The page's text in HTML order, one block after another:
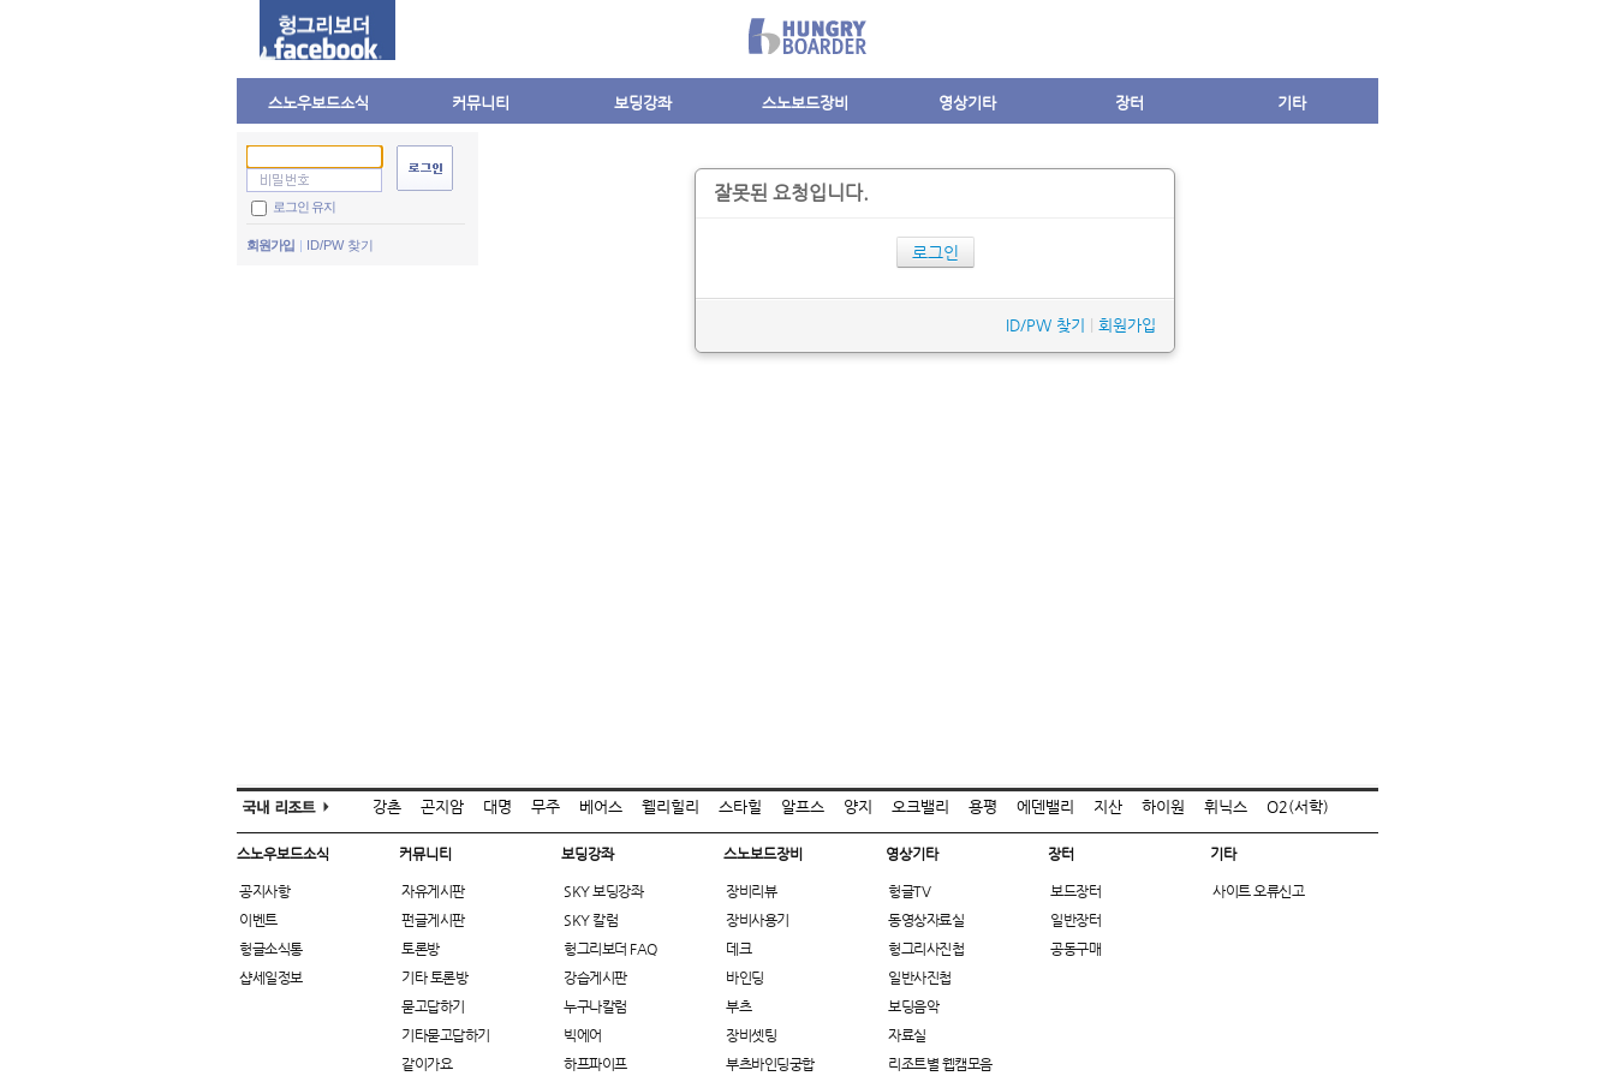
스노우보드소식 커뮤니티 보딩강좌 스노보드장비 영상기타 장터 기타
로그인 유지
회원가입 ID/PW 찾기
잘못된 요청입니다.
로그인
ID/PW 찾기 회원가입
강촌 곤지암 대명 무주 베어스 웰리힐리 스타힐 알프스 양지 오크밸리 용평 에덴밸리 지산 하이원 휘닉스 O2(서학)
스노우보드소식
공지사항
이벤트
헝글소식통
샵세일정보
커뮤니티
자유게시판
펀글게시판
토론방
기타 토론방
묻고답하기
기타묻고답하기
같이가요
보딩강좌
SKY 보딩강좌
SKY 칼럼
헝그리보더 FAQ
강습게시판
누구나칼럼
빅에어
하프파이프
스노보드장비
장비리뷰
장비사용기
데크
바인딩
부츠
장비셋팅
부츠바인딩궁합
영상기타
헝글TV
동영상자료실
헝그리사진첩
일반사진첩
보딩음악
자료실
리조트별 웹캠모음
장터
보드장터
일반장터
공동구매
기타
사이트 오류신고